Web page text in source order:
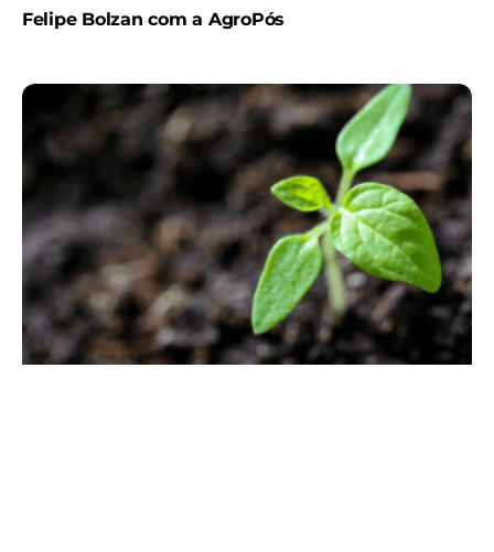
Felipe Bolzan com a AgroPós